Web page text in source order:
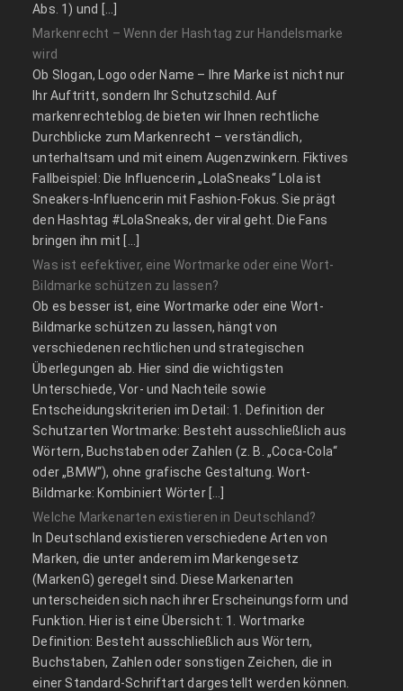
Abs. 1) und […]
Markenrecht – Wenn der Hashtag zur Handelsmarke
wird
Ob Slogan, Logo oder Name – Ihre Marke ist nicht nur
Ihr Auftritt, sondern Ihr Schutzschild. Auf
markenrechteblog.de bieten wir Ihnen rechtliche
Durchblicke zum Markenrecht – verständlich,
unterhaltsam und mit einem Augenzwinkern. Fiktives
Fallbeispiel: Die Influencerin „LolaSneaks“ Lola ist
Sneakers-Influencerin mit Fashion-Fokus. Sie prägt
den Hashtag #LolaSneaks, der viral geht. Die Fans
bringen ihn mit […]
Was ist eefektiver, eine Wortmarke oder eine Wort-
Bildmarke schützen zu lassen?
Ob es besser ist, eine Wortmarke oder eine Wort-
Bildmarke schützen zu lassen, hängt von
verschiedenen rechtlichen und strategischen
Überlegungen ab. Hier sind die wichtigsten
Unterschiede, Vor- und Nachteile sowie
Entscheidungskriterien im Detail: 1. Definition der
Schutzarten Wortmarke: Besteht ausschließlich aus
Wörtern, Buchstaben oder Zahlen (z. B. „Coca-Cola“
oder „BMW“), ohne grafische Gestaltung. Wort-
Bildmarke: Kombiniert Wörter […]
Welche Markenarten existieren in Deutschland?
In Deutschland existieren verschiedene Arten von
Marken, die unter anderem im Markengesetz
(MarkenG) geregelt sind. Diese Markenarten
unterscheiden sich nach ihrer Erscheinungsform und
Funktion. Hier ist eine Übersicht: 1. Wortmarke
Definition: Besteht ausschließlich aus Wörtern,
Buchstaben, Zahlen oder sonstigen Zeichen, die in
einer Standard-Schriftart dargestellt werden können.